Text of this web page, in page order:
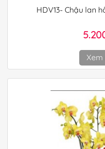
HDV13- Chậu lan